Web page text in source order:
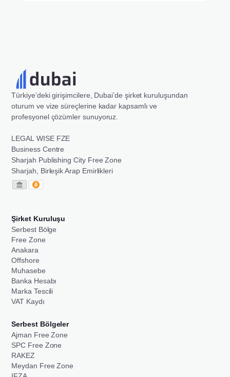
Türkiye’deki girişimcilere, Dubai’de şirket kuruluşundan
oturum ve vize süreçlerine kadar kapsamlı ve
profesyonel çözümler sunuyoruz.
LEGAL WISE FZE
Business Centre
Sharjah Publishing City Free Zone
Sharjah, Birleşik Arap Emirlikleri
Şirket Kuruluşu
Serbest Bölge
Free Zone
Anakara
Offshore
Muhasebe
Banka Hesabı
Marka Tescili
VAT Kaydı
Serbest Bölgeler
Ajman Free Zone
SPC Free Zone
RAKEZ
Meydan Free Zone